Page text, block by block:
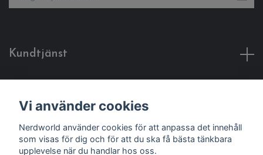
Kundtjänst
Sociala medier
Vi använder cookies
Nerdworld använder cookies för att anpassa det innehåll
som visas för dig och för att du ska få bästa tänkbara
upplevelse när du handlar hos oss.